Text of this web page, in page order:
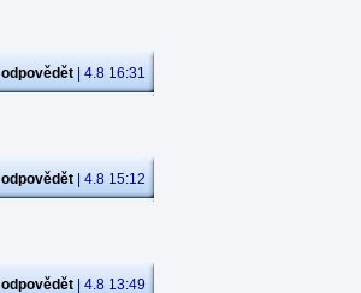
odpovědět | 4.8 16:31
odpovědět | 4.8 15:12
odpovědět | 4.8 13:49